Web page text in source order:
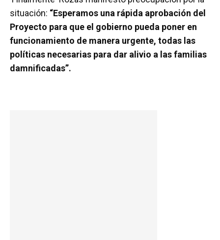
situación: “Esperamos una rápida aprobación del
Proyecto para que el gobierno pueda poner en
funcionamiento de manera urgente, todas las
políticas necesarias para dar alivio a las familias
damnificadas”.